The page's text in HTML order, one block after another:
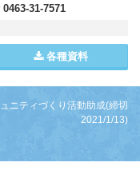
0463-31-7571
各種資料
ニティづくり活動助成(締切
2021/1/13)